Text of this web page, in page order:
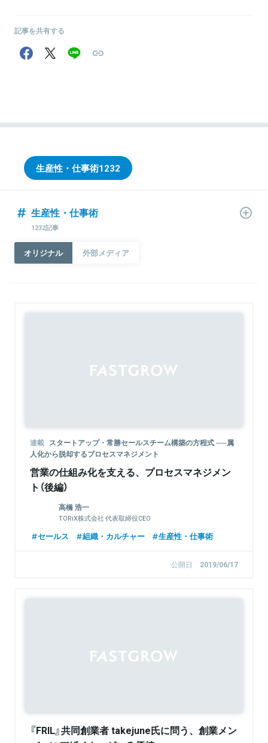
記事を共有する
生産性・仕事術1232
生産性・仕事術
1232記事
オリジナル 外部メディア
連載 スタートアップ・常勝セールスチーム構築の方程式 ──属
人化から脱却するプロセスマネジメント
営業の仕組み化を支える、プロセスマネジメン
ト（後編）
高橋 浩一
TORiX株式会社 代表取締役CEO
セールス 組織・カルチャー 生産性・仕事術
公開日 2019/06/17
『FRIL』共同創業者 takejune氏に問う、創業メン